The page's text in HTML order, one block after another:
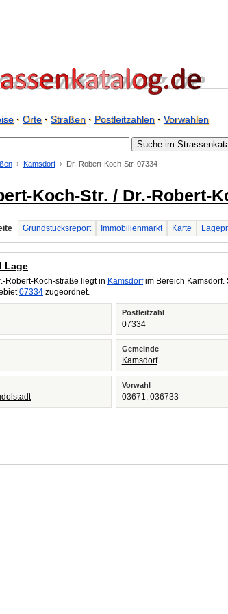
· Orte· Straßen· Postleitzahlen· Vorwahlen
Kamsdorf Dr.-Robert-Koch-Str. 07334
Koch-Str. / Dr.-Robert-
Grundstücksreport Immobilienmarkt Karte
Lage
Robert-Koch-straße liegt in Kamsdorfim Bereich Kamsdorf.
07334 zugeordnet.
Postleitzahl
07334
Gemeinde
Kamsdorf
Vorwahl
03671, 036733